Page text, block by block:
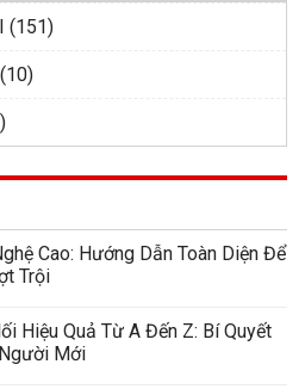
(151)
(10)
Cao: Hướng Dẫn Toàn Diện Để
Trội
Hiệu Quả Từ A Đến Z: Bí Quyết
Mới